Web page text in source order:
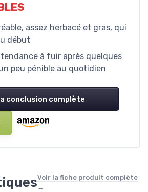
assez herbacé et gras, qui
début
à fuir après quelques
peu pénible au quotidien
conclusion complète
Voir la fiche produit complète
→